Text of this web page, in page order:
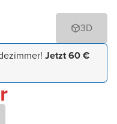
3D
Jetzt 60 €